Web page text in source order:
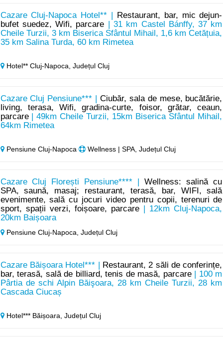
Cazare Cluj-Napoca Hotel** |
Restaurant, bar, mic dejun-
bufet suedez, Wifi, parcare | 31 km Castel Bánffy, 37 km
Cheile Turzii, 3 km Biserica Sfântul Mihail, 1,6 km Cetățuia,
35 km Salina Turda, 60 km Rimetea
Hotel** Cluj-Napoca, Județul Cluj
Cazare Cluj Pensiune*** | Ciubăr, sala de mese, bucătărie,
living, terasa, Wifi, gradina-curte, foisor, grătar, ceaun,
parcare| 49km Cheile Turzii, 15km Biserica Sfântul Mihail,
64km Rimetea
Pensiune Cluj-Napoca Wellness | SPA, Județul Cluj
Cazare Cluj Florești Pensiune**** |Wellness: salină cu
SPA, saună, masaj; restaurant, terasă, bar, WIFI, sală
evenimente, sală cu jocuri video pentru copii, terenuri de
sport, spații verzi, foișoare, parcare | 12km Cluj-Napoca,
20km Baișoara
Pensiune Cluj-Napoca, Județul Cluj
Cazare Băișoara Hotel*** |
Restaurant, 2 săli de conferințe,
bar, terasă, sală de billiard, tenis de masă, parcare| 100 m
Pârtia de schi Alpin Băişoara, 28 km Cheile Turzii, 28 km
Cascada Ciucaș
Hotel*** Băișoara, Județul Cluj